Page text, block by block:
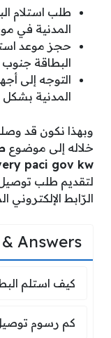
طلب استلام
المدنية في
حجز موعد
البطاقة
التوجه إلى
المدنية
وبهذا نكون قد
خلاله إلى موضوع
paci gov kw
لتقديم طلب توصيل
الرّابط
Answers
كيف استلم
كيف استلم
كم رسوم
كم رسوم توصيل